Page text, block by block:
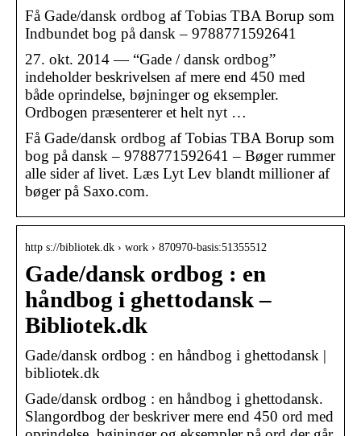
Få Gade/dansk ordbog af Tobias TBA Borup som
Indbundet bog på dansk – 9788771592641
27. okt. 2014 — “Gade / dansk ordbog”
indeholder beskrivelsen af mere end 450 med
både oprindelse, bøjninger og eksempler.
Ordbogen præsenterer et helt nyt …
Få Gade/dansk ordbog af Tobias TBA Borup som
bog på dansk – 9788771592641 – Bøger rummer
alle sider af livet. Læs Lyt Lev blandt millioner af
bøger på Saxo.com.
http s://bibliotek.dk › work › 870970-basis:51355512
Gade/dansk ordbog : en
håndbog i ghettodansk –
Bibliotek.dk
Gade/dansk ordbog : en håndbog i ghettodansk |
bibliotek.dk
Gade/dansk ordbog : en håndbog i ghettodansk.
Slangordbog der beskriver mere end 450 ord med